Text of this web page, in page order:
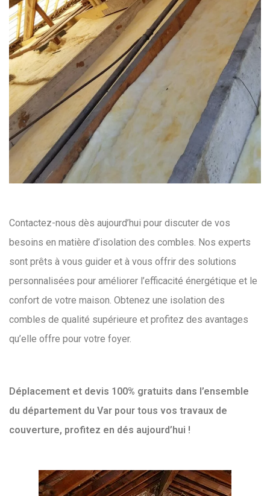
Contactez-nous dès aujourd’hui pour discuter de vos
besoins en matière d’isolation des combles. Nos experts
sont prêts à vous guider et à vous offrir des solutions
personnalisées pour améliorer l’efficacité énergétique et le
confort de votre maison. Obtenez une isolation des
combles de qualité supérieure et profitez des avantages
qu’elle offre pour votre foyer.
Déplacement et devis 100% gratuits dans l’ensemble
du département du Var pour tous vos travaux de
couverture, profitez en dés aujourd’hui !